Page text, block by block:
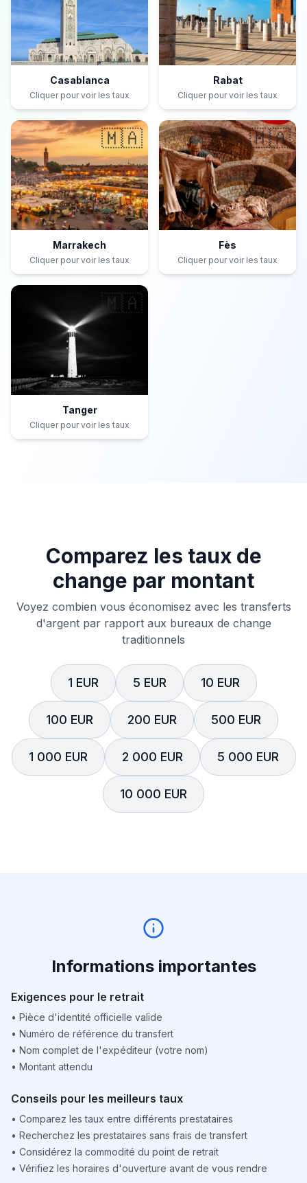
Casablanca
Cliquer pour voir les taux
Rabat
Cliquer pour voir les taux
🇲🇦
Marrakech
Cliquer pour voir les taux
🇲🇦
Fès
Cliquer pour voir les taux
🇲🇦
Tanger
Cliquer pour voir les taux
Comparez les taux de
change par montant
Voyez combien vous économisez avec les transferts
d'argent par rapport aux bureaux de change
traditionnels
1 EUR 5 EUR 10 EUR
100 EUR 200 EUR 500 EUR
1 000 EUR 2 000 EUR 5 000 EUR
10 000 EUR
Informations importantes
Exigences pour le retrait
• Pièce d'identité officielle valide
• Numéro de référence du transfert
• Nom complet de l'expéditeur (votre nom)
• Montant attendu
Conseils pour les meilleurs taux
• Comparez les taux entre différents prestataires
• Recherchez les prestataires sans frais de transfert
• Considérez la commodité du point de retrait
• Vérifiez les horaires d'ouverture avant de vous rendre